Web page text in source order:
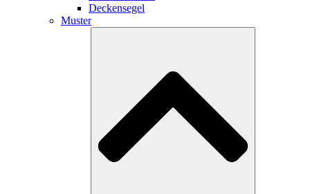
Deckensegel
Muster